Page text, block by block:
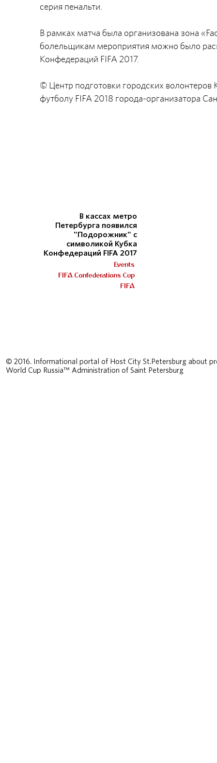
серия пенальти.
В рамках матча была организована зона
болельщикам мероприятия можно было
Конфедераций FIFA 2017.
© Центр подготовки городских
футболу FIFA 2018 города-организатора
В кассах метро
Петербурга появился
"Подорожник" c
символикой Кубка
Конфедераций FIFA 2017
Events
FIFA Confederations Cup
FIFA
© 2016. Informational portal of Host City St.Petersburg about
World Cup Russia™ Administration of Saint Petersburg